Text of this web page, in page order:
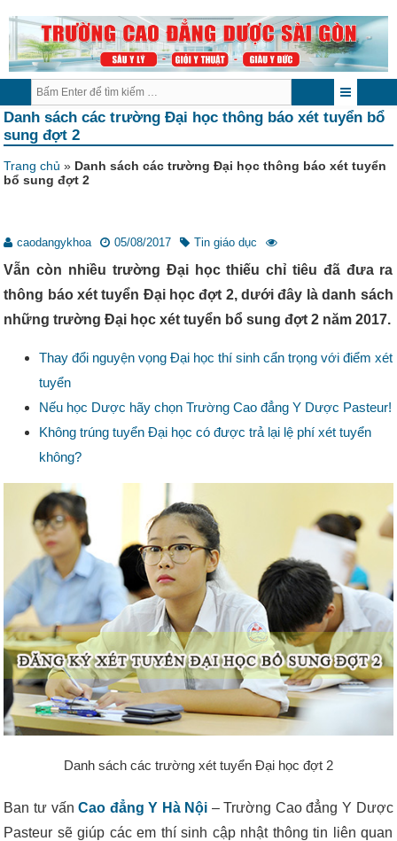
Danh sách các trường Đại học thông báo xét tuyển bổ
sung đợt 2
Trang chủ » Danh sách các trường Đại học thông báo xét tuyển
bổ sung đợt 2
caodangykhoa 05/08/2017 Tin giáo dục
Vẫn còn nhiều trường Đại học thiếu chỉ tiêu đã đưa ra
thông báo xét tuyển Đại học đợt 2, dưới đây là danh sách
những trường Đại học xét tuyển bổ sung đợt 2 năm 2017.
Thay đổi nguyện vọng Đại học thí sinh cẩn trọng với điểm xét
tuyển
Nếu học Dược hãy chọn Trường Cao đẳng Y Dược Pasteur!
Không trúng tuyển Đại học có được trả lại lệ phí xét tuyển
không?
Danh sách các trường xét tuyển Đại học đợt 2
Ban tư vấnCao đẳng Y Hà Nội – Trường Cao đẳng Y Dược
Pasteur sẽ giúp các em thí sinh cập nhật thông tin liên quan